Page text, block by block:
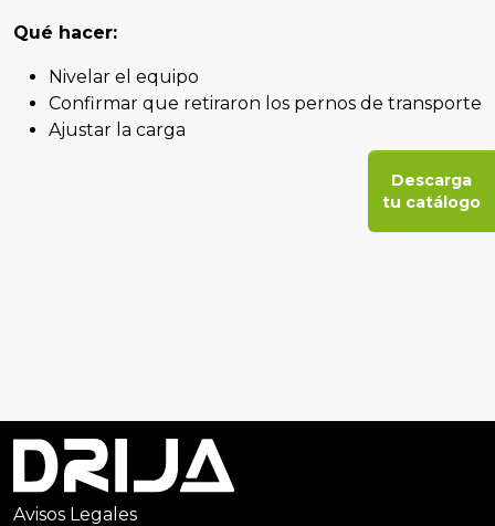
Descarga
tu catálogo
Qué hacer:
Nivelar el equipo
Confirmar que retiraron los pernos de transporte
Ajustar la carga
Avisos Legales